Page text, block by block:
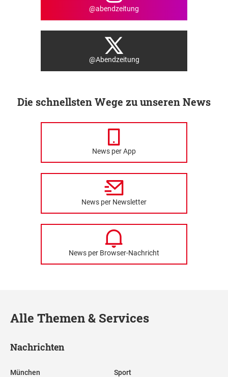
@abendzeitung
@Abendzeitung
Die schnellsten Wege zu unseren News
News per App
News per Newsletter
News per Browser-Nachricht
Alle Themen & Services
Nachrichten
München Sport